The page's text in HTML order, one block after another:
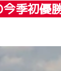
季初優